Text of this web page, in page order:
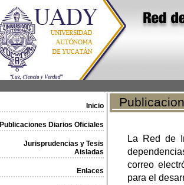
Inicio
Publicaciones Diarios Oficiales
Jurisprudencias y Tesis
Aisladas
Enlaces
La Red de
correo
para el